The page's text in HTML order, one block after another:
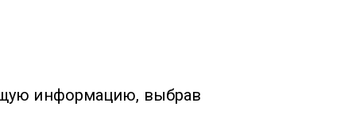
информацию, выбрав